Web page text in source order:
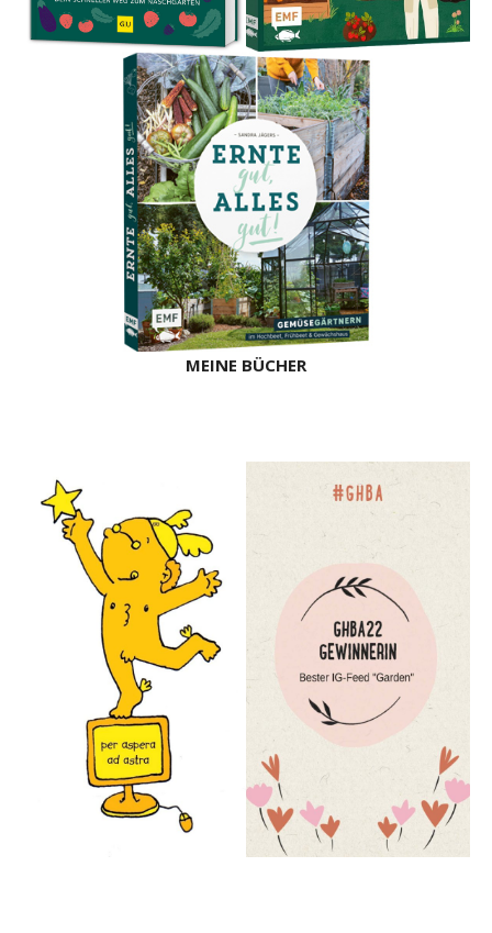
MEINE BÜCHER